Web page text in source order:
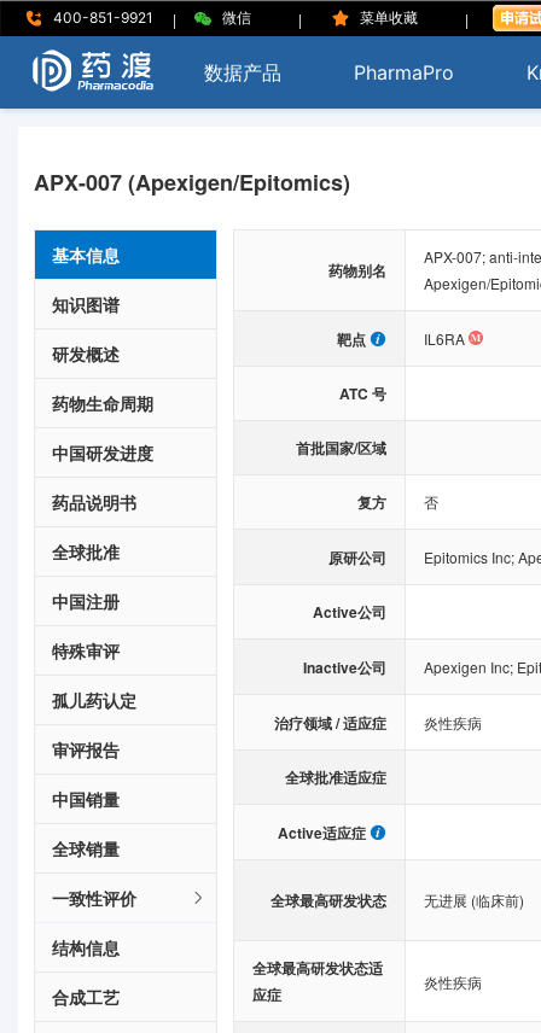
400-851-9921 | 微信 | 菜单收藏 |
数据产品 PharmaPro
APX-007 (Apexigen/Epitomics)
基本信息
知识图谱
研发概述
药物生命周期
中国研发进度
药品说明书
全球批准
中国注册
特殊审评
孤儿药认定
审评报告
中国销量
全球销量
一致性评价
结构信息
合成工艺
药物别名
APX-007; anti-
Apexigen/
靶点 IL6RA
ATC 号
首批国家/区域
复方 否
原研公司 Epitomics Inc;
Active公司
Inactive公司 Apexigen Inc;
治疗领域 / 适应症 炎性疾病
全球批准适应症
Active适应症
全球最高研发状态 无进展 (临床前)
全球最高研发状态适
应症
炎性疾病